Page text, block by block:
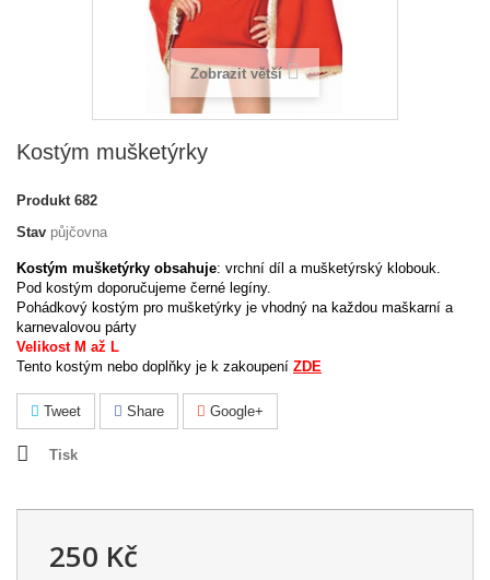
Zobrazit větší
Kostým mušketýrky
Produkt 682
Stav půjčovna
Kostým mušketýrky obsahuje: vrchní díl a mušketýrský klobouk.
Pod kostým doporučujeme černé legíny.
Pohádkový kostým pro mušketýrky je vhodný na každou maškarní a
karnevalovou párty
Velikost M až L
Tento kostým nebo doplňky je k zakoupení ZDE
Tweet Share Google+
Tisk
250 Kč